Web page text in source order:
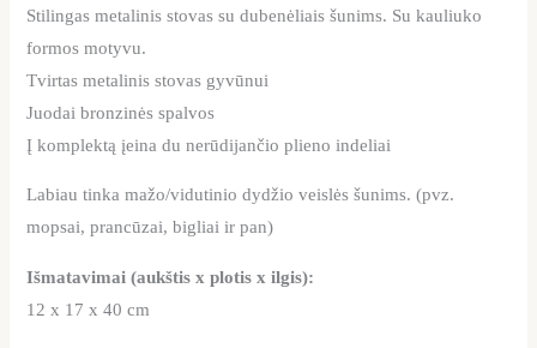
Stilingas metalinis stovas su dubenėliais šunims. Su kauliuko
formos motyvu.
Tvirtas metalinis stovas gyvūnui
Juodai bronzinės spalvos
Į komplektą įeina du nerūdijančio plieno indeliai
Labiau tinka mažo/vidutinio dydžio veislės šunims. (pvz.
mopsai, prancūzai, bigliai ir pan)
Išmatavimai (aukštis x plotis x ilgis):
12 x 17 x 40 cm